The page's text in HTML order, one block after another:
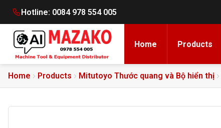
Hotline: 0084 978 554 005
Home Products
Home Products Mitutoyo Thước quang và Bộ hiển thị